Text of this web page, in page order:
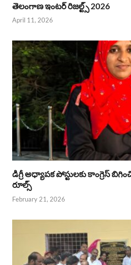
తెలంగాణ ఇంటర్ రిజల్ట్స్ 2026
April 11, 2026
డిగ్రీ అధ్యాపక పోస్టులకు కాంగ్రెస్
రూల్స్
February 21, 2026